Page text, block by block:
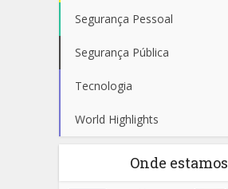
Segurança Pessoal
Segurança Pública
Tecnologia
World Highlights
Onde estamos